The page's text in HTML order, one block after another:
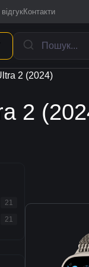
Контакти
2 (2024)
2
21
21